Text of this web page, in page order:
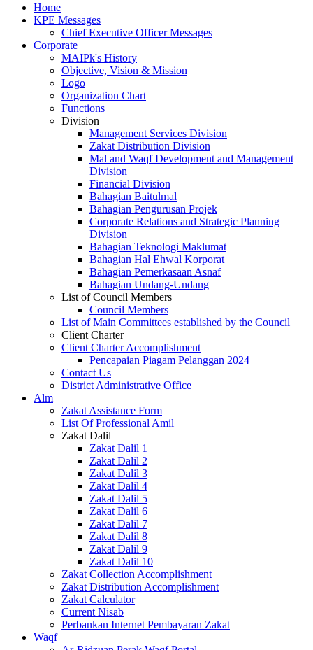
Home
KPE Messages
Chief Executive Officer Messages
Corporate
MAIPk's History
Objective, Vision & Mission
Logo
Organization Chart
Functions
Division
Management Services Division
Zakat Distribution Division
Mal and Waqf Development and Management
Division
Financial Division
Bahagian Baitulmal
Bahagian Pengurusan Projek
Corporate Relations and Strategic Planning
Division
Bahagian Teknologi Maklumat
Bahagian Hal Ehwal Korporat
Bahagian Pemerkasaan Asnaf
Bahagian Undang-Undang
List of Council Members
Council Members
List of Main Committees established by the Council
Client Charter
Client Charter Accomplishment
Pencapaian Piagam Pelanggan 2024
Contact Us
District Administrative Office
Alm
Zakat Assistance Form
List Of Professional Amil
Zakat Dalil
Zakat Dalil 1
Zakat Dalil 2
Zakat Dalil 3
Zakat Dalil 4
Zakat Dalil 5
Zakat Dalil 6
Zakat Dalil 7
Zakat Dalil 8
Zakat Dalil 9
Zakat Dalil 10
Zakat Collection Accomplishment
Zakat Distribution Accomplishment
Zakat Calculator
Current Nisab
Perbankan Internet Pembayaran Zakat
Waqf